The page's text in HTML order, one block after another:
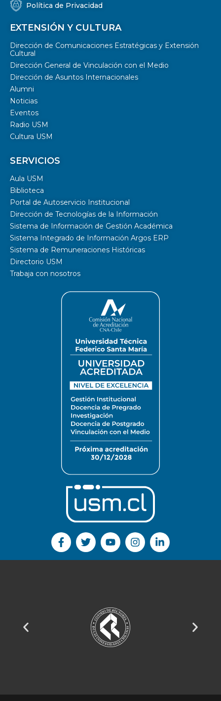
Política de Privacidad
EXTENSIÓN Y CULTURA
Dirección de Comunicaciones Estratégicas y Extensión
Cultural
Dirección General de Vinculación con el Medio
Dirección de Asuntos Internacionales
Alumni
Noticias
Eventos
Radio USM
Cultura USM
SERVICIOS
Aula USM
Biblioteca
Portal de Autoservicio Institucional
Dirección de Tecnologías de la Información
Sistema de Información de Gestión Académica
Sistema Integrado de Información Argos ERP
Sistema de Remuneraciones Históricas
Directorio USM
Trabaja con nosotros